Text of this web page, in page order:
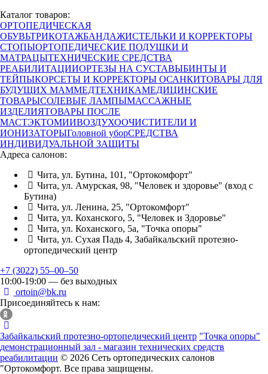
Каталог товаров:
ОРТОПЕДИЧЕСКАЯ
ОБУВЬТРИКОТАЖБАНДАЖИСТЕЛЬКИ И КОРРЕКТОРЫ
СТОПЫОРТОПЕДИЧЕСКИЕ ПОДУШКИ И
МАТРАЦЫТЕХНИЧЕСКИЕ СРЕДСТВА
РЕАБИЛИТАЦИИОРТЕЗЫ НА СУСТАВЫБИНТЫ И
ТЕЙПЫКОРСЕТЫ И КОРРЕКТОРЫ ОСАНКИТОВАРЫ ДЛЯ
БУДУЩИХ МАММЕДТЕХНИКАМЕДИЦИНСКИЕ
ТОВАРЫСОЛЕВЫЕ ЛАМПЫМАССАЖНЫЕ
ИЗДЕЛИЯТОВАРЫ ПОСЛЕ
МАСТЭКТОМИИВОЗДУХООЧИСТИТЕЛИ И
ИОНИЗАТОРЫГоловной уборСРЕДСТВА
ИНДИВИДУАЛЬНОЙ ЗАЩИТЫ
Адреса салонов:
Чита, ул. Бутина, 101, "Ортокомфорт"
Чита, ул. Амурская, 98, "Человек и здоровье" (вход с
Бутина)
Чита, ул. Ленина, 25, "Ортокомфорт"
Чита, ул. Коханского, 5, "Человек и Здоровье"
Чита, ул. Коханского, 5а, "Точка опоры"
Чита, ул. Сухая Падь 4, Забайкальский протезно-
ортопедический центр
+7 (3022) 55‒00‒50
10:00-19:00 — без выходных
ortoin@bk.ru
Присоединяйтесь к нам:
Забайкальский протезно-ортопедический центр "Точка опоры"
демонстрационный зал - магазин технических средств
реабилитации © 2026 Сеть ортопедических салонов
"Ортокомфорт. Все права защищены.